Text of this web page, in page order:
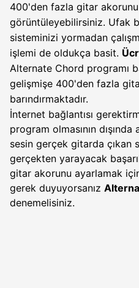
400'den fazla gitar
görüntüleyebilirsiniz. Ufak
sisteminizi yormadan
işlemi de oldukça basit.
Alternate Chord programı
gelişmişe 400'den fazla
barındırmaktadır.
İnternet bağlantısı
program olmasının dışında
sesin gerçek gitarda çıkan
gerçekten yarayacak
gitar akorunu ayarlamak
gerek duyuyorsanız
denemelisiniz.